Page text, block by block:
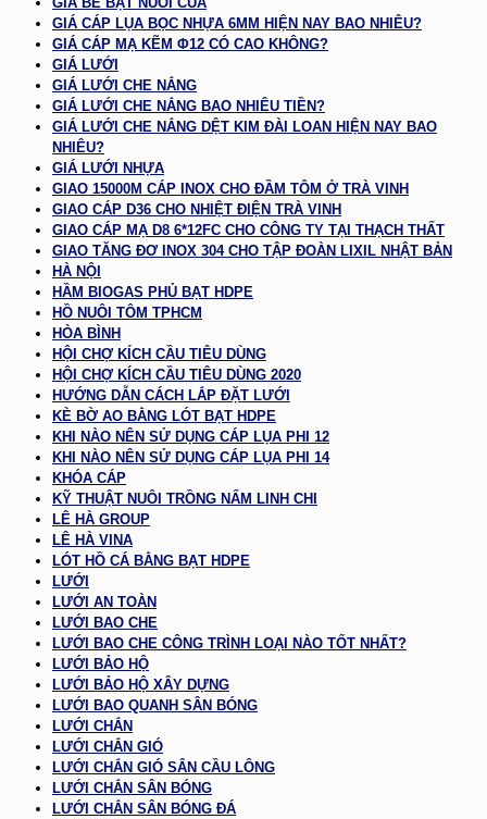
GIÁ CÁP LỤA BỌC NHỰA 6MM HIỆN NAY BAO NHIÊU?
GIÁ CÁP MẠ KẼM Φ12 CÓ CAO KHÔNG?
GIÁ LƯỚI
GIÁ LƯỚI CHE NẮNG
GIÁ LƯỚI CHE NẮNG BAO NHIÊU TIỀN?
GIÁ LƯỚI CHE NẮNG DỆT KIM ĐÀI LOAN HIỆN NAY BAO
NHIÊU?
GIÁ LƯỚI NHỰA
GIAO 15000M CÁP INOX CHO ĐẦM TÔM Ở TRÀ VINH
GIAO CÁP D36 CHO NHIỆT ĐIỆN TRÀ VINH
GIAO CÁP MẠ D8 6*12FC CHO CÔNG TY TẠI THẠCH THẤT
GIAO TĂNG ĐƠ INOX 304 CHO TẬP ĐOÀN LIXIL NHẬT BẢN
HÀ NỘI
HẦM BIOGAS PHỦ BẠT HDPE
HỒ NUÔI TÔM TPHCM
HÒA BÌNH
HỘI CHỢ KÍCH CẦU TIÊU DÙNG
HỘI CHỢ KÍCH CẦU TIÊU DÙNG 2020
HƯỚNG DẪN CÁCH LẮP ĐẶT LƯỚI
KÈ BỜ AO BẰNG LÓT BẠT HDPE
KHI NÀO NÊN SỬ DỤNG CÁP LỤA PHI 12
KHI NÀO NÊN SỬ DỤNG CÁP LỤA PHI 14
KHÓA CÁP
KỸ THUẬT NUÔI TRỒNG NẤM LINH CHI
LÊ HÀ GROUP
LÊ HÀ VINA
LÓT HỒ CÁ BẰNG BẠT HDPE
LƯỚI
LƯỚI AN TOÀN
LƯỚI BAO CHE
LƯỚI BAO CHE CÔNG TRÌNH LOẠI NÀO TỐT NHẤT?
LƯỚI BẢO HỘ
LƯỚI BẢO HỘ XÂY DỰNG
LƯỚI BAO QUANH SÂN BÓNG
LƯỚI CHẮN
LƯỚI CHẮN GIÓ
LƯỚI CHẮN GIÓ SÂN CẦU LÔNG
LƯỚI CHẮN SÂN BÓNG
LƯỚI CHẮN SÂN BÓNG ĐÁ